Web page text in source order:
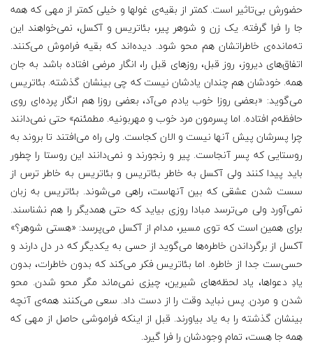
حضورش بی‌تاثیر است. کمتر از بقیه‌ی غولها و خیلی کمتر از مهی که همه
جا را فرا گرفته. یک زن و شوهر پیر، بئاتریس و آکسل، نمی‌خواهند این
ته‌مانده‌ی خاطراتشان هم محو شود. دیده‌اند که بقیه فراموش می‌کنند.
اتفاق‌های دیروز، روز قبل، روزهای قبل را، انگار مرضی افتاده باشد به جان
همه. خودشان هم چندان یادشان نیست که چی بینشان گذشته. بئاتریس
می‌گوید: «بعضی روزا خوب یادم می‌آد، بعضی روزا هم انگار پرده‌ای روی
حافظه‌م افتاده. اما پسرمون مرد خوب و مهربونیه. مطمئنم» حتی نمی‌دانند
چرا پسرشان پیش آنها نیست و الان کجاست. ولی راه می‌افتند تا بروند به
روستایی که پسر آنجاست. پیر و رنجورند و نمی‌دانند این روستا را چطور
باید پیدا کنند ولی آکسل به خاطر بئاتریس و بئاتریس به خاطر ترس از
سست شدن عشقی که بین آنهاست، راهی می‌شوند. بئاتریس به زبان
نمی‌آورد ولی می‌ترسد مبادا روزی بیاید که حتی همدیگر را هم نشناسند.
برای همین است که توی مسیر، مدام از آکسل می‌پرسد: «هستی شوهر؟»
آکسل از برگرداندن خاطره‌ها می‌گوید از حسی به یکدیگر که در دل دارند و
حسی‌ست جدا از خاطره. اما بئاتریس فکر می‌کند که بدون خاطرات، بدون
یادِ دعواها، یاد لحظه‌های شیرین، چیزی نمی‌ماند مگر محو شدن. محو
شدن و مردن. پس نباید وقت را از دست داد. سعی می‌کنند همه‌ی آنچه
بینشان گذشته را به یاد بیاورند. قبل از اینکه فراموشی حاصل از مهی که
همه جا هست، تمام وجودشان را فرا گیرد.